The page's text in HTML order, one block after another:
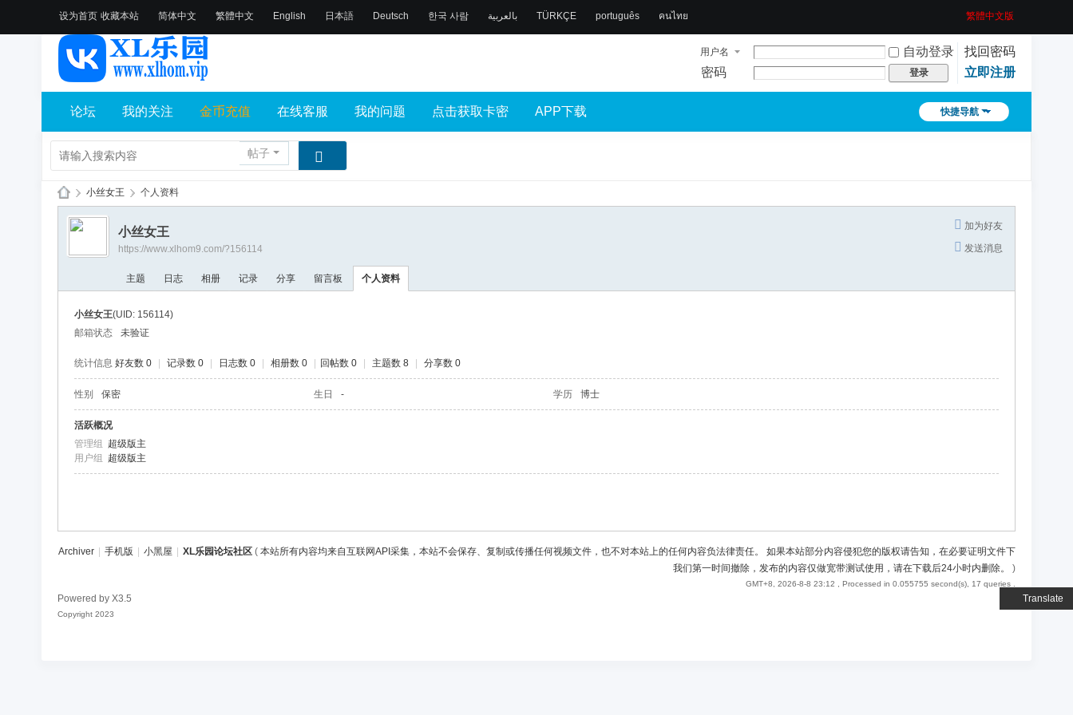
设为首页 收藏本站
Translate
简体中文 繁體中文 English 日本語 Deutsch 한국 사람 بالعربية TÜRKÇE português คนไทย 繁體中文版
用户名 自动登录
找回密码
密码
登录 立即注册
快捷导航
论坛 我的关注 金币充值 在线客服 我的问题 点击获取卡密 APP下载
帖子
X
乐
› 小丝女王 › 个人资料
加为好友
发送消息
小丝女王
https://www.xlhom9.com/?156114
主题 日志 相册 记录 分享 留言板 个人资料
小丝女王(UID: 156114)
邮箱状态
未验证
统计信息 好友数 0 记录数 0 日志数 0 相册数 0 回帖数 0 主题数 8 分享数 0
性别 保密 生日 - 学历 博士
活跃概况
管理组 超级版主
用户组 超级版主
Archiver 手机版 小黑屋 XL乐园论坛社区 ( 本站所有内容均来自互联网API采集，本站不会保存、复制或传播任何视频文件，也不对本站上的任何内容负法律责任。 如果本站部分内容侵犯您的版权请告知，在必要证明文件下
我们第一时间撤除，发布的内容仅做宽带测试使用，请在下载后24小时内删除。
)
GMT+8, 2026-8-8 23:12 , Processed in 0.055755 second(s), 17 queries .
Powered by X3.5
Copyright 2023